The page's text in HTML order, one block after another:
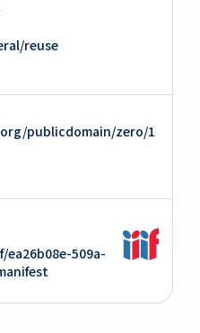
reuse
publicdomain/zero/1
509a-